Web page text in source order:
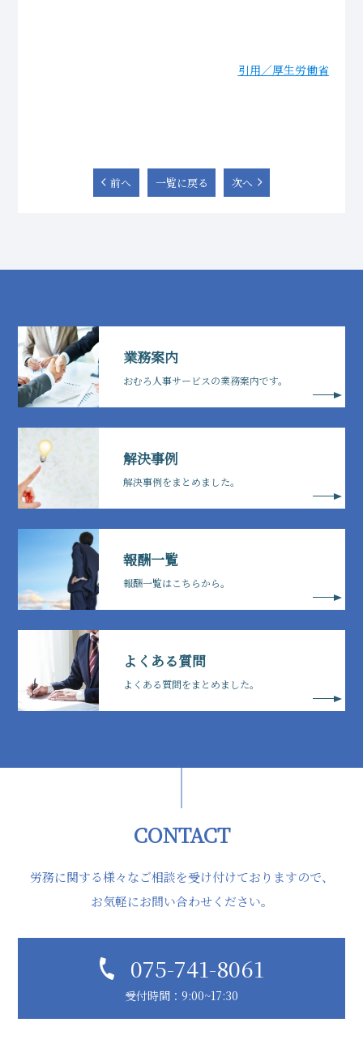
引用／厚生労働省
前へ 一覧に戻る 次へ
業務案内
おむろ人事サービスの業務案内です。
解決事例
解決事例をまとめました。
報酬一覧
報酬一覧はこちらから。
よくある質問
よくある質問をまとめました。
CONTACT
労務に関する様々なご相談を受け付けておりますので、
お気軽にお問い合わせください。
075-741-8061
受付時間：9:00~17:30